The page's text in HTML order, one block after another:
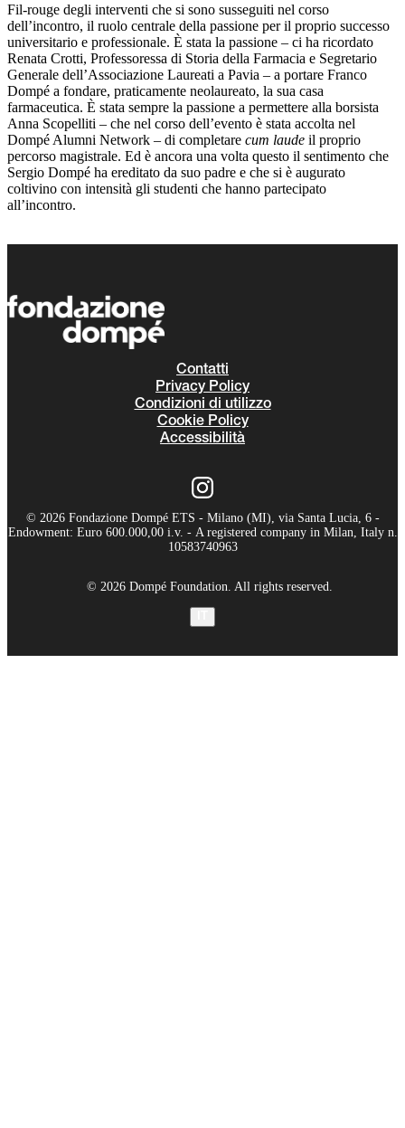
Fil-rouge degli interventi che si sono susseguiti nel corso
dell’incontro, il ruolo centrale della passione per il proprio successo
universitario e professionale. È stata la passione – ci ha ricordato
Renata Crotti, Professoressa di Storia della Farmacia e Segretario
Generale dell’Associazione Laureati a Pavia – a portare Franco
Dompé a fondare, praticamente neolaureato, la sua casa
farmaceutica. È stata sempre la passione a permettere alla borsista
Anna Scopelliti – che nel corso dell’evento è stata accolta nel
Dompé Alumni Network – di completare cum laude il proprio
percorso magistrale. Ed è ancora una volta questo il sentimento che
Sergio Dompé ha ereditato da suo padre e che si è augurato
coltivino con intensità gli studenti che hanno partecipato
all’incontro.
Contatti
Privacy Policy
Condizioni di utilizzo
Cookie Policy
Accessibilità
© 2026 Fondazione Dompé ETS - Milano (MI), via Santa Lucia, 6 -
Endowment: Euro 600.000,00 i.v. - A registered company in Milan, Italy n.
10583740963
© 2026 Dompé Foundation. All rights reserved.